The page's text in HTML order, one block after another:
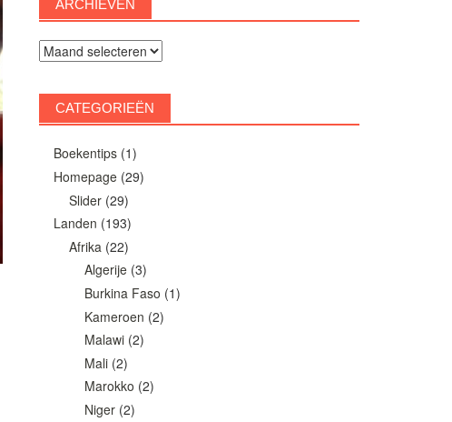
ARCHIEVEN
Archieven
CATEGORIEËN
Boekentips (1)
Homepage (29)
Slider (29)
Landen (193)
Afrika (22)
Algerije (3)
Burkina Faso (1)
Kameroen (2)
Malawi (2)
Mali (2)
Marokko (2)
Niger (2)